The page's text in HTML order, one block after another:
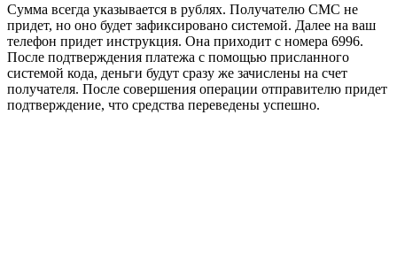
Сумма всегда указывается в рублях. Получателю СМС не
придет, но оно будет зафиксировано системой. Далее на ваш
телефон придет инструкция. Она приходит с номера 6996.
После подтверждения платежа с помощью присланного
системой кода, деньги будут сразу же зачислены на счет
получателя. После совершения операции отправителю придет
подтверждение, что средства переведены успешно.